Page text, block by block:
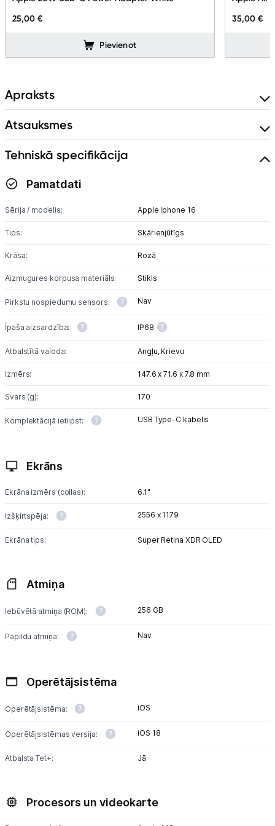
Piegāde un apmaksa
Uzņēmumiem
Tet pakalpojumi
Kontakti
25,00 €
Pievienot
35,00 €
Apraksts
Atsauksmes
Tehniskā specifikācija
Pamatdati
Sērija / modelis: Apple Iphone 16
Tips: Skārienjūtīgs
Krāsa: Rozā
Aizmugures korpusa materiāls: Stikls
Pirkstu nospiedumu sensors: Nav
Īpaša aizsardzība: IP68
Atbalstītā valoda: Angļu, Krievu
Izmērs: 147.6 x 71.6 x 7.8 mm
Svars (g): 170
Komplektācijā ietilpst: USB Type-C kabelis
Ekrāns
Ekrāna izmērs (collas): 6.1"
Izšķirtspēja: 2556 x 1179
Ekrāna tips: Super Retina XDR OLED
Atmiņa
Iebūvētā atmiņa (ROM): 256 GB
Papildu atmiņa: Nav
Operētājsistēma
Operētājsistēma: iOS
Operētājsistēmas versija: iOS 18
Atbalsta Tet+: Jā
Procesors un videokarte